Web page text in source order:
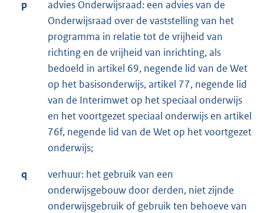
p
advies Onderwijsraad: een advies van de
Onderwijsraad over de vaststelling van het
programma in relatie tot de vrijheid van
richting en de vrijheid van inrichting, als
bedoeld in artikel 69, negende lid van de Wet
op het basisonderwijs, artikel 77, negende lid
van de Interimwet op het speciaal onderwijs
en het voortgezet speciaal onderwijs en artikel
76f, negende lid van de Wet op het voortgezet
onderwijs;
q
verhuur: het gebruik van een
onderwijsgebouw door derden, niet zijnde
onderwijsgebruik of gebruik ten behoeve van